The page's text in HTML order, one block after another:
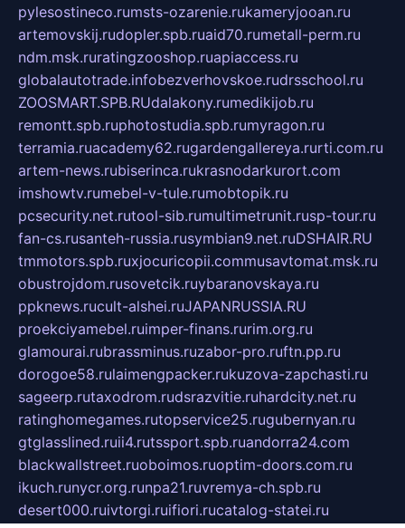
pylesostineco.rumsts-ozarenie.rukameryjooan.ru
artemovskij.rudopler.spb.ruaid70.rumetall-perm.ru
ndm.msk.ruratingzooshop.ruapiaccess.ru
globalautotrade.infobezverhovskoe.rudrsschool.ru
ZOOSMART.SPB.RUdalakony.rumedikijob.ru
remontt.spb.ruphotostudia.spb.rumyragon.ru
terramia.ruacademy62.rugardengallereya.rurti.com.ru
artem-news.rubiserinca.rukrasnodarkurort.com
imshowtv.rumebel-v-tule.rumobtopik.ru
pcsecurity.net.rutool-sib.rumultimetrunit.rusp-tour.ru
fan-cs.rusanteh-russia.rusymbian9.net.ruDSHAIR.RU
tmmotors.spb.ruxjocuricopii.commusavtomat.msk.ru
obustrojdom.rusovetcik.ruybaranovskaya.ru
ppknews.rucult-alshei.ruJAPANRUSSIA.RU
proekciyamebel.ruimper-finans.rurim.org.ru
glamourai.rubrassminus.ruzabor-pro.ruftn.pp.ru
dorogoe58.rulaimengpacker.rukuzova-zapchasti.ru
sageerp.rutaxodrom.rudsrazvitie.ruhardcity.net.ru
ratinghomegames.rutopservice25.rugubernyan.ru
gtglasslined.ruii4.rutssport.spb.ruandorra24.com
blackwallstreet.ruoboimos.ruoptim-doors.com.ru
ikuch.runycr.org.runpa21.ruvremya-ch.spb.ru
desert000.ruivtorgi.ruifiori.rucatalog-statei.ru